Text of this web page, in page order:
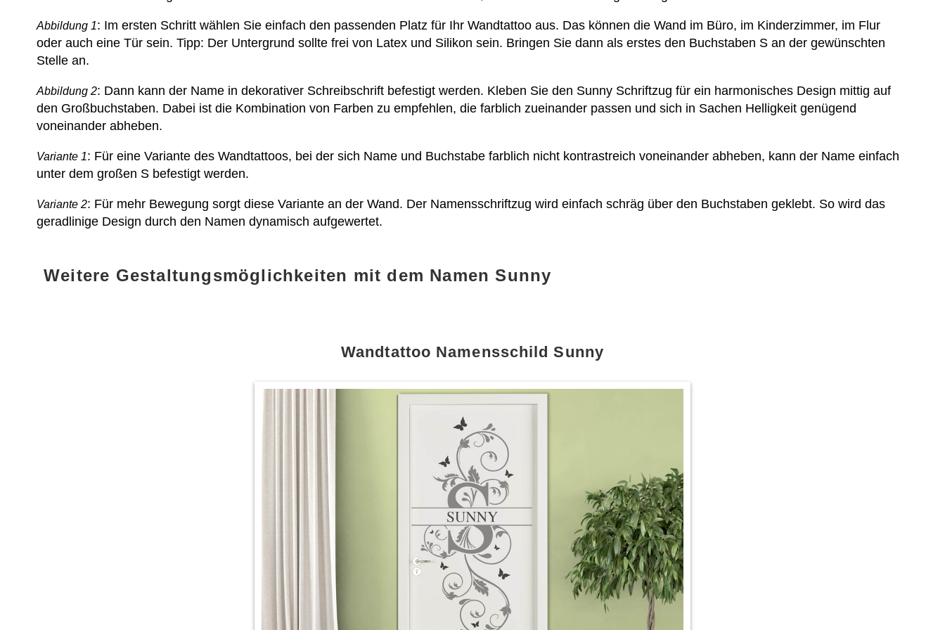
Abbildung 1: Im ersten Schritt wählen Sie einfach den passenden Platz für Ihr Wandtattoo aus. Das können die Wand im Büro, im Kinderzimmer, im Flur
oder auch eine Tür sein. Tipp: Der Untergrund sollte frei von Latex und Silikon sein. Bringen Sie dann als erstes den Buchstaben S an der gewünschten
Stelle an.
Abbildung 2: Dann kann der Name in dekorativer Schreibschrift befestigt werden. Kleben Sie den Sunny Schriftzug für ein harmonisches Design mittig auf
den Großbuchstaben. Dabei ist die Kombination von Farben zu empfehlen, die farblich zueinander passen und sich in Sachen Helligkeit genügend
voneinander abheben.
Variante 1: Für eine Variante des Wandtattoos, bei der sich Name und Buchstabe farblich nicht kontrastreich voneinander abheben, kann der Name einfach
unter dem großen S befestigt werden.
Variante 2: Für mehr Bewegung sorgt diese Variante an der Wand. Der Namensschriftzug wird einfach schräg über den Buchstaben geklebt. So wird das
geradlinige Design durch den Namen dynamisch aufgewertet.
Weitere Gestaltungsmöglichkeiten mit dem Namen Sunny
Wandtattoo Namensschild Sunny